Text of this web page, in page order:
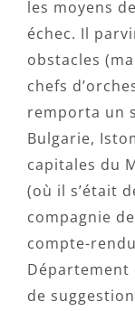
les moyens
échec. Il
obstacles
chefs
remporta un
Bulgarie,
capitales du
(où il s’était
compagnie
compte-
Département
de